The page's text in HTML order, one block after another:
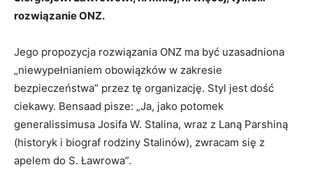
rozwiązanie ONZ.
Jego propozycja rozwiązania ONZ ma być uzasadniona
„niewypełnianiem obowiązków w zakresie
bezpieczeństwa” przez tę organizację. Styl jest dość
ciekawy. Bensaad pisze: „Ja, jako potomek
generalissimusa Josifa W. Stalina, wraz z Laną Parshiną
(historyk i biograf rodziny Stalinów), zwracam się z
apelem do S. Ławrowa”.